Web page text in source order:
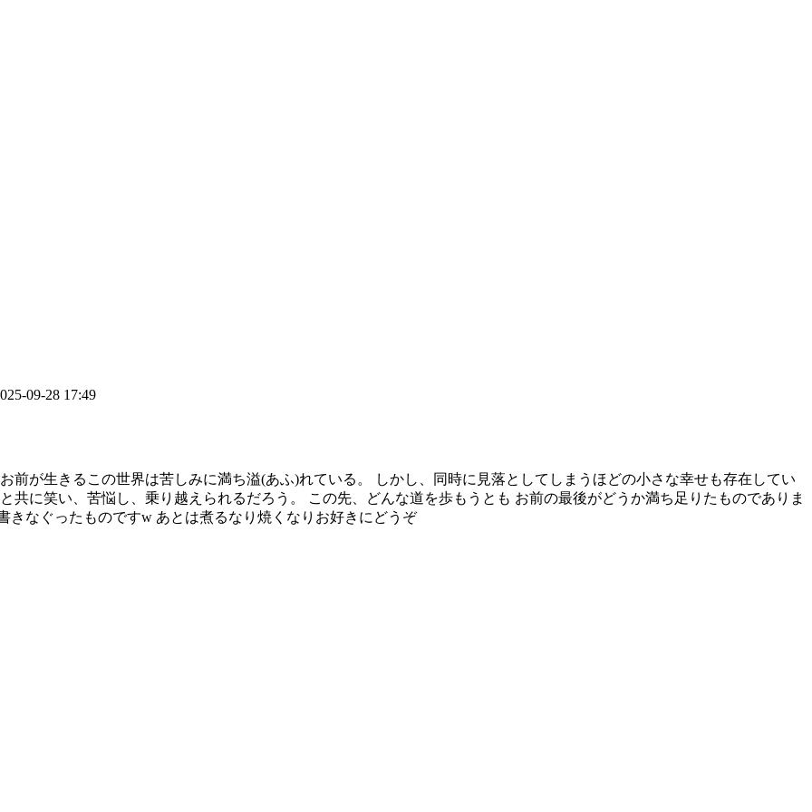
09-28 17:49
前が生きるこの世界は苦しみに満ち溢(あふ)れている。 しかし、同時に見落としてしまうほどの小さな幸せも存在してい
共に笑い、苦悩し、乗り越えられるだろう。 この先、どんな道を歩もうとも お前の最後がどうか満ち足りたものでありま
なぐったものですw あとは煮るなり焼くなりお好きにどうぞ